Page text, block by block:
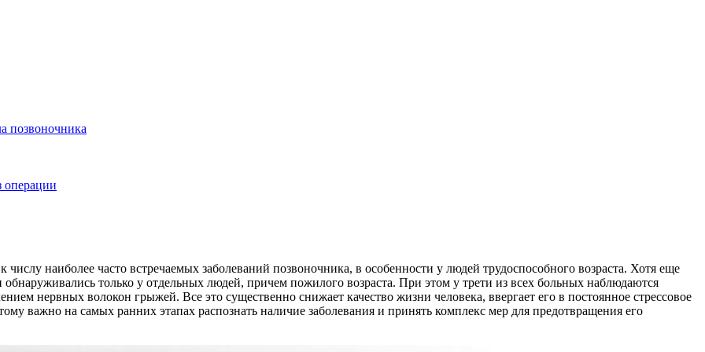
позвоночника
операции
наиболее часто встречаемых заболеваний позвоночника, в особенности у людей трудоспособного возраста. Хотя еще
только у отдельных людей, причем пожилого возраста. При этом у трети из всех больных наблюдаются
нервных волокон грыжей. Все это существенно снижает качество жизни человека, ввергает его в постоянное стрессовое
важно на самых ранних этапах распознать наличие заболевания и принять комплекс мер для предотвращения его